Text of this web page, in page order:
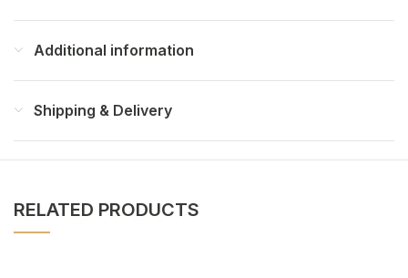
Additional information
Shipping & Delivery
RELATED PRODUCTS